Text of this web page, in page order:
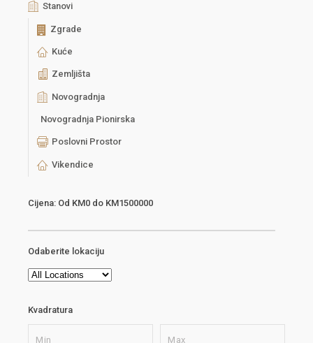
Stanovi
Zgrade
Kuće
Zemljišta
Novogradnja
Novogradnja Pionirska
Poslovni Prostor
Vikendice
Cijena: Od KM0 do KM1500000
Odaberite lokaciju
Kvadratura